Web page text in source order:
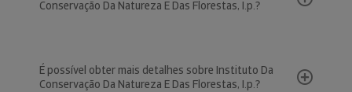
Conservação Da Natureza E Das Florestas, I.p.?
É possível obter mais detalhes sobre Instituto Da
Conservação Da Natureza E Das Florestas, I.p.?